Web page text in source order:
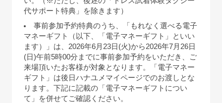
代サポート特典」を除きます）
事前参加予約特典のうち、「もれなく選べる電子
マネーギフト（以下、「電子マネーギフト」といい
ます）」は、2026年6月23日(火)から2026年7月26日
(日)午前5時00分までに事前参加予約をいただき、ご
来場頂いたお客様が対象となります。「電子マネー
ギフト」は後日ハナユメマイページでのお渡しとな
ります。下記に記載の「電子マネーギフトについ
て」を併せてご確認ください。